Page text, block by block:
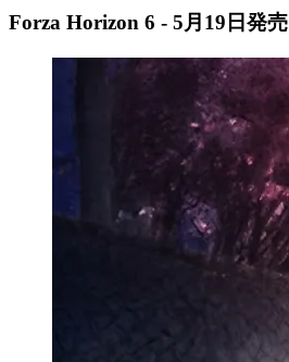
Forza Horizon 6 - 5月19日発売